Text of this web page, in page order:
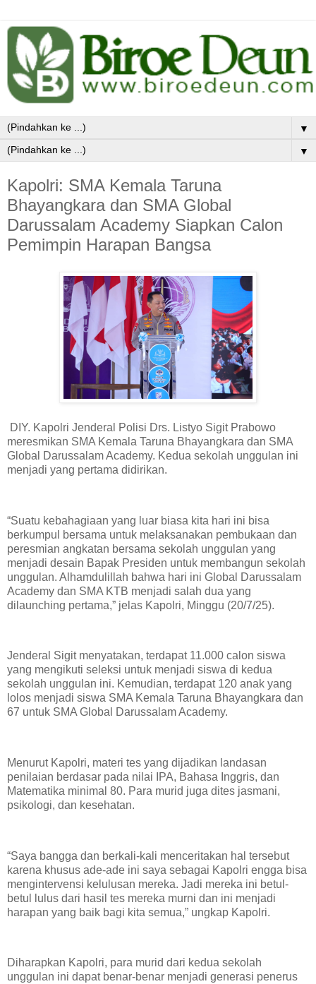
▼
▼
Kapolri: SMA Kemala Taruna
Bhayangkara dan SMA Global
Darussalam Academy Siapkan Calon
Pemimpin Harapan Bangsa
DIY. Kapolri Jenderal Polisi Drs. Listyo Sigit Prabowo
meresmikan SMA Kemala Taruna Bhayangkara dan SMA
Global Darussalam Academy. Kedua sekolah unggulan ini
menjadi yang pertama didirikan.
“Suatu kebahagiaan yang luar biasa kita hari ini bisa
berkumpul bersama untuk melaksanakan pembukaan dan
peresmian angkatan bersama sekolah unggulan yang
menjadi desain Bapak Presiden untuk membangun sekolah
unggulan. Alhamdulillah bahwa hari ini Global Darussalam
Academy dan SMA KTB menjadi salah dua yang
dilaunching pertama,” jelas Kapolri, Minggu (20/7/25).
Jenderal Sigit menyatakan, terdapat 11.000 calon siswa
yang mengikuti seleksi untuk menjadi siswa di kedua
sekolah unggulan ini. Kemudian, terdapat 120 anak yang
lolos menjadi siswa SMA Kemala Taruna Bhayangkara dan
67 untuk SMA Global Darussalam Academy.
Menurut Kapolri, materi tes yang dijadikan landasan
penilaian berdasar pada nilai IPA, Bahasa Inggris, dan
Matematika minimal 80. Para murid juga dites jasmani,
psikologi, dan kesehatan.
“Saya bangga dan berkali-kali menceritakan hal tersebut
karena khusus ade-ade ini saya sebagai Kapolri engga bisa
mengintervensi kelulusan mereka. Jadi mereka ini betul-
betul lulus dari hasil tes mereka murni dan ini menjadi
harapan yang baik bagi kita semua,” ungkap Kapolri.
Diharapkan Kapolri, para murid dari kedua sekolah
unggulan ini dapat benar-benar menjadi generasi penerus